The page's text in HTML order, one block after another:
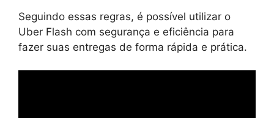
Seguindo essas regras, é possível utilizar o
Uber Flash com segurança e eficiência para
fazer suas entregas de forma rápida e prática.